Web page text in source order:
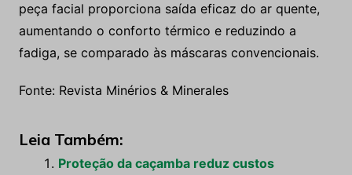
peça facial proporciona saída eficaz do ar quente,
aumentando o conforto térmico e reduzindo a
fadiga, se comparado às máscaras convencionais.
Fonte: Revista Minérios & Minerales
Leia Também:
Proteção da caçamba reduz custos